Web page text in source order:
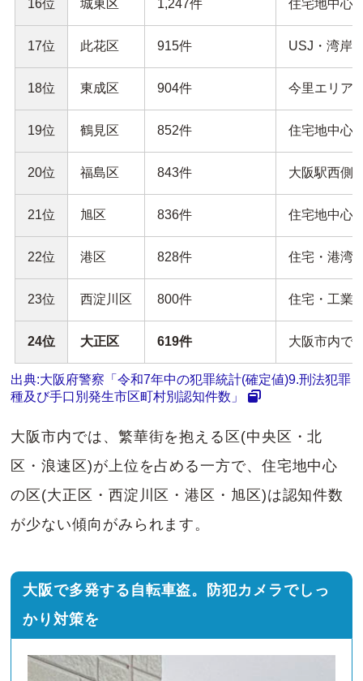
16位 城東区 1,247件 住宅地中心
17位 此花区 915件 USJ・湾岸
18位 東成区 904件 今里エリア
19位 鶴見区 852件 住宅地中心
20位 福島区 843件 大阪駅西側
21位 旭区 836件 住宅地中心
22位 港区 828件 住宅・港湾
23位 西淀川区 800件 住宅・工業
24位 大正区 619件 大阪市内で
出典:大阪府警察「令和7年中の犯罪統計(確定値)9.刑法犯罪
種及び手口別発生市区町村別認知件数」
大阪市内では、繁華街を抱える区(中央区・北
区・浪速区)が上位を占める一方で、住宅地中心
の区(大正区・西淀川区・港区・旭区)は認知件数
が少ない傾向がみられます。
大阪で多発する自転車盗。防犯カメラでしっ
かり対策を